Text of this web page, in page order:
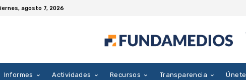
agosto 7, 2026
Informes Actividades Recursos Transparencia Únete